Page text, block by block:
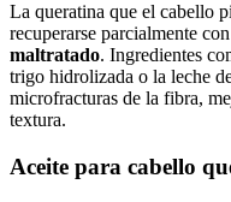
La queratina que el cabello
recuperarse parcialmente con
maltratado. Ingredientes
trigo hidrolizada o la leche
microfracturas de la fibra,
textura.
Aceite para cabello